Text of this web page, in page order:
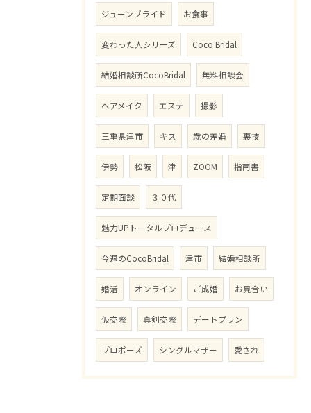
ジューンブライド お食事
変わった人シリーズ Coco Bridal
結婚相談所CocoBridal 無料相談会
ヘアメイク エステ 撮影
三重県津市 キス 歳の差婚 裏技
伊勢 松阪 津 ZOOM 指南書
定期面談 ３０代
魅力UPトータルプロデュース
今週のCocoBridal 津市 結婚相談所
婚活 オンライン ご成婚 お見合い
仮交際 真剣交際 デートプラン
プロポーズ シングルマザー 愛され